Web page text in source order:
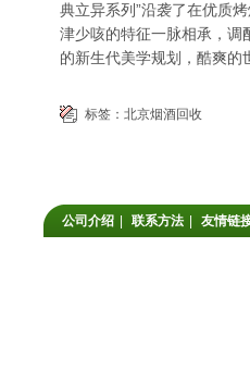
典立异系列”沿袭了在优质
津少咳的特征一脉相承，调
的新生代美学规划，酷爽
标签： 北京烟酒回收
公司介绍 联系方法 友情链